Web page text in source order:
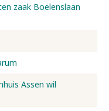
zaak Boelenslaan
Assen wil